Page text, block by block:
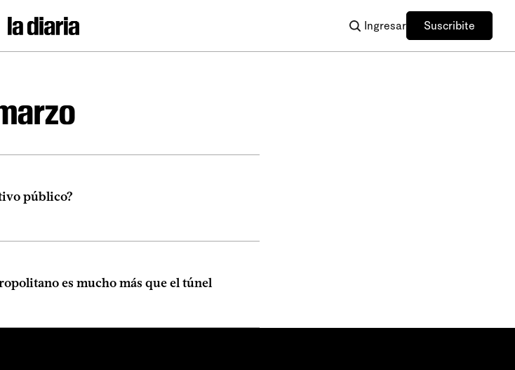
Ingresar Suscribite
público?
es mucho más que el túnel